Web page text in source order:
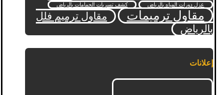
عزل دورات المياه بالرياض كشف تسربات الحمامات بالرياض
مقاول ترميمات
مقاول ترميم فلل
بالرياض
إعلانات